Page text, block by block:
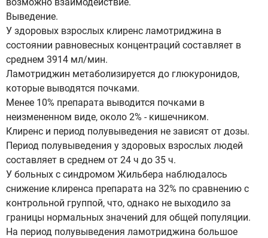
Выведение.
У здоровых взрослых клиренс ламотриджина в
состоянии равновесных концентраций составляет в
среднем 3914 мл/мин.
Ламотриджин метаболизируется до глюкуронидов,
которые выводятся почками.
Менее 10% препарата выводится почками в
неизмененном виде, около 2% - кишечником.
Клиренс и период полувыведения не зависят от дозы.
Период полувыведения у здоровых взрослых людей
составляет в среднем от 24 ч до 35 ч.
У больных с синдромом Жильбера наблюдалось
снижение клиренса препарата на 32% по сравнению с
контрольной группой, что, однако не выходило за
границы нормальных значений для общей популяции.
На период полувыведения ламотриджина большое